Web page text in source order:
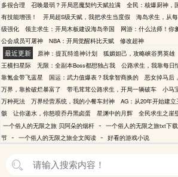
多很合理
召唤最弱？开局恶魔契约天赋拉满 全民：核爆厨神，
有技能增强！
开局超S级天赋，我把求生当度假 海岛求生，从
级强化
领主求生：开局木板建设海岛帝国 网游：什么法师！你
公会成员可屠神
NBA：开局觉醒科比天赋 修改超神
最近更新 原神：提瓦特造神计划 狐媚妲己，攻略峡谷男英雄
王横扫星际
无限：全副本Boss都想独占我 公路求生，我靠每日
靠氪金带飞蓝星
国运：武力值爆表？我拿智商换的 恶女掉马后
万界，靠捡破烂暴富了
带毛茸茸公路求生，开局一辆破车 小马
万种死法
万界经营系统，我的小餐车封神 AG：从20年开始建立
骸
让你递水，你怒喷乔丹黑卤蛋 星渊中的月辉 全民求生之崖
一个俗人的无限之旅 贝阿朵的烟杆 - 一个俗人的无限之旅txt下载
节 - 一个俗人的无限之旅全文阅读 - 好看的游戏小说